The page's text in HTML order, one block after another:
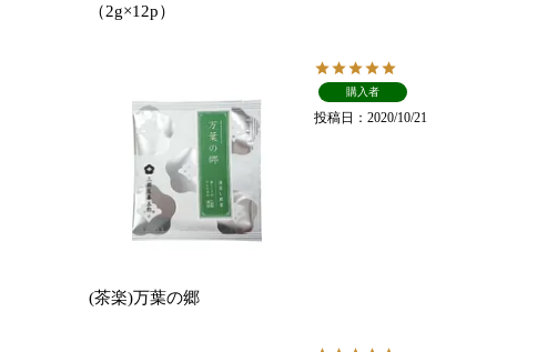
（2g×12p）
(茶楽)万葉の郷
購入者
投稿日 2020/10/21